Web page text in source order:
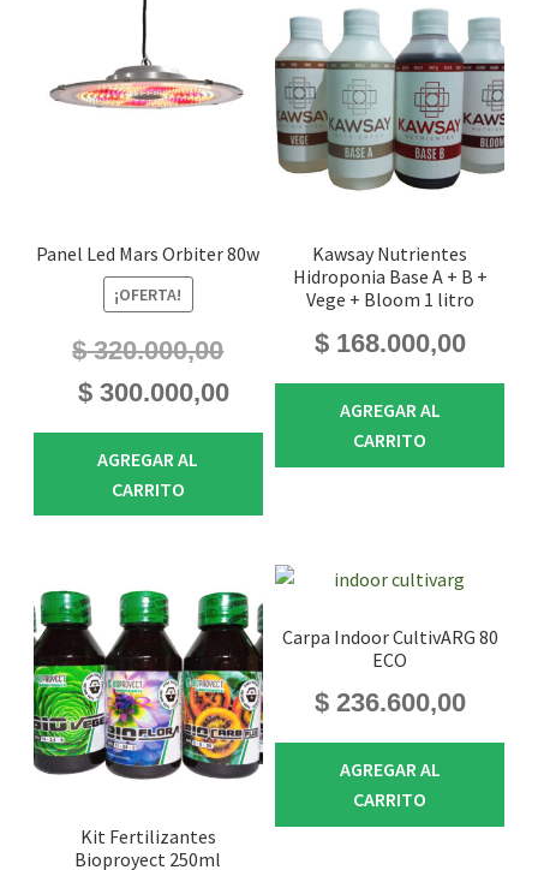
Panel Led Mars Orbiter 80w
¡OFERTA!
$320.000,00
El
$ 320.000,00.
$ 300.000,00El
AGREGAR AL
CARRITO
Kawsay Nutrientes
Hidroponia Base A + B +
Vege + Bloom 1 litro
$168.000,00
AGREGAR AL
CARRITO
Kit Fertilizantes
Bioproyect 250ml
Carpa Indoor CultivARG 80
ECO
$236.600,00
AGREGAR AL
CARRITO